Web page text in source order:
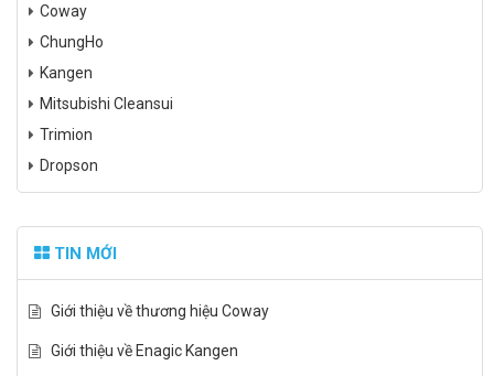
Coway
ChungHo
Kangen
Mitsubishi Cleansui
Trimion
Dropson
TIN MỚI
Giới thiệu về thương hiệu Coway
Giới thiệu về Enagic Kangen